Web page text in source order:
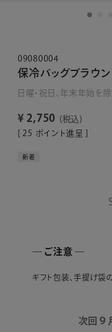
09080004
保冷バッグブラウン
日曜・祝日、年末年始を
¥ 2,750
税込
25 ポイント進呈 ]
新着
― ご注意 ―
ギフト包装、手提げ袋
次回９